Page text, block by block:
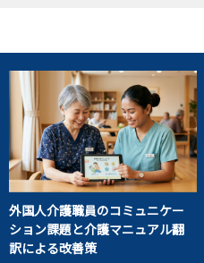
外国人介護職員のコミュニケー
ション課題と介護マニュアル翻
訳による改善策